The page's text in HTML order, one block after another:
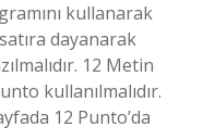
kullanarak
dayanarak
12 Metin
kullanılmalıdır.
12 Punto’da